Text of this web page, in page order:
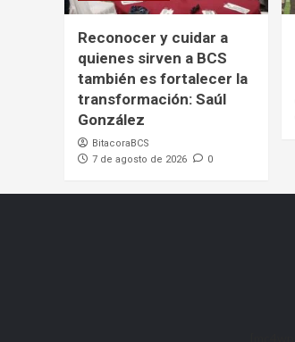
Reconocer y cuidar a
quienes sirven a BCS
también es fortalecer la
transformación: Saúl
González
BitacoraBCS
7 de agosto de 2026
0